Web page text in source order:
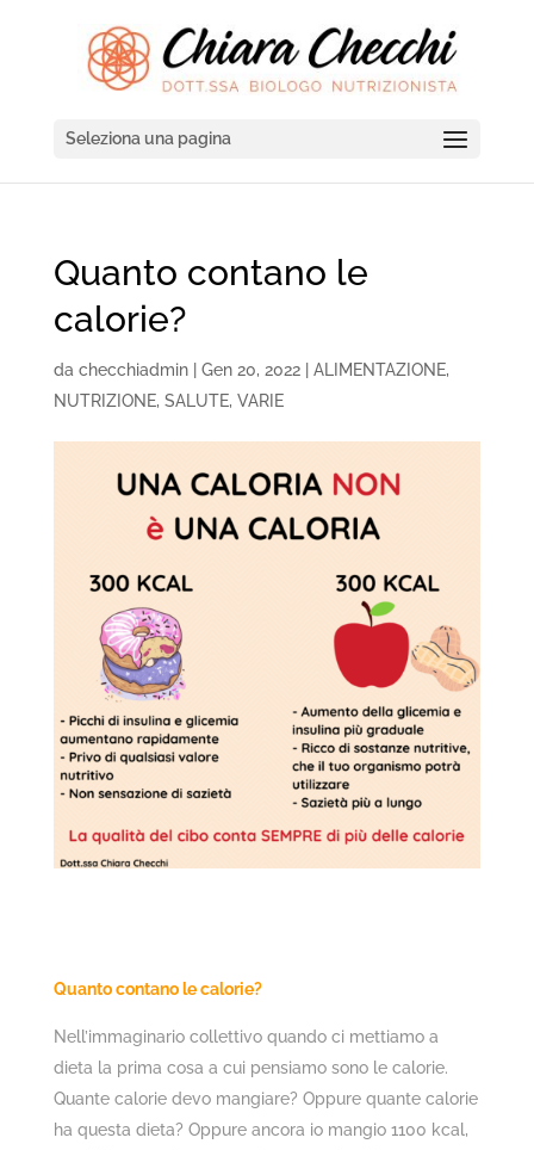
Seleziona una pagina
Quanto contano le
calorie?
da checchiadmin| Gen 20, 2022| ALIMENTAZIONE,
NUTRIZIONE, SALUTE, VARIE
Quanto contano le calorie?
Nell’immaginario collettivo quando ci mettiamo a
dieta la prima cosa a cui pensiamo sono le calorie.
Quante calorie devo mangiare? Oppure quante calorie
ha questa dieta? Oppure ancora io mangio 1100 kcal,